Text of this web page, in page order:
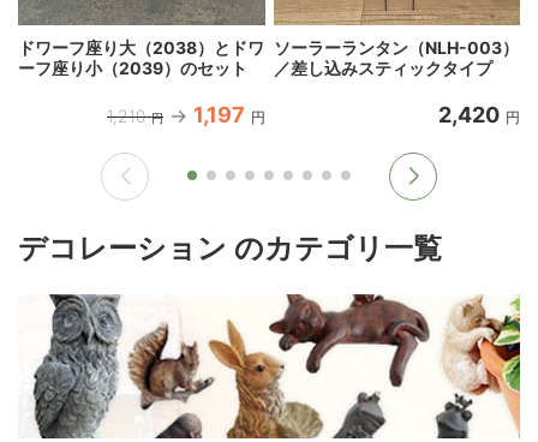
ドワーフ座り大（2038）とドワ
ーフ座り小（2039）のセット
1,210 円 1,197 円
ソーラーランタン（NLH-003）
／差し込みスティックタイプ
2,420 円
デコレーション のカテゴリ一覧